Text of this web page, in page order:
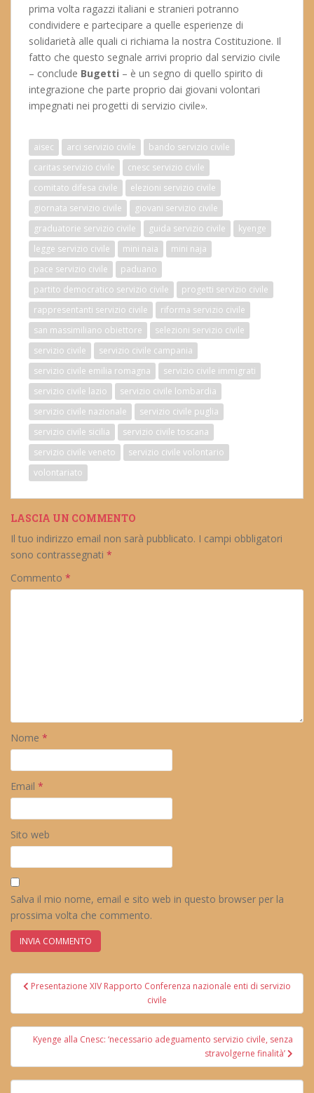
prima volta ragazzi italiani e stranieri potranno
condividere e partecipare a quelle esperienze di
solidarietà alle quali ci richiama la nostra Costituzione. Il
fatto che questo segnale arrivi proprio dal servizio civile
– conclude Bugetti – è un segno di quello spirito di
integrazione che parte proprio dai giovani volontari
impegnati nei progetti di servizio civile».
aisec arci servizio civile
bando servizio civile
caritas servizio civile
cnesc servizio civile
comitato difesa civile
elezioni servizio civile
giornata servizio civile
giovani servizio civile
graduatorie servizio civile
guida servizio civile
kyenge
legge servizio civile
mini naia
mini naja
pace servizio civile
paduano
partito democratico servizio civile
progetti servizio civile
rappresentanti servizio civile
riforma servizio civile
san massimiliano obiettore
selezioni servizio civile
servizio civile
servizio civile campania
servizio civile emilia romagna
servizio civile immigrati
servizio civile lazio
servizio civile lombardia
servizio civile nazionale
servizio civile puglia
servizio civile sicilia
servizio civile toscana
servizio civile veneto
servizio civile volontario
volontariato
LASCIA UN COMMENTO
Il tuo indirizzo email non sarà pubblicato. I campi obbligatori
sono contrassegnati *
Commento *
Nome *
Email *
Sito web
Salva il mio nome, email e sito web in questo browser per la
prossima volta che commento.
Navigazione
Presentazione XIV Rapporto Conferenza nazionale enti di servizio
civile
Kyenge alla Cnesc: ‘necessario adeguamento servizio civile, senza
stravolgerne finalità’